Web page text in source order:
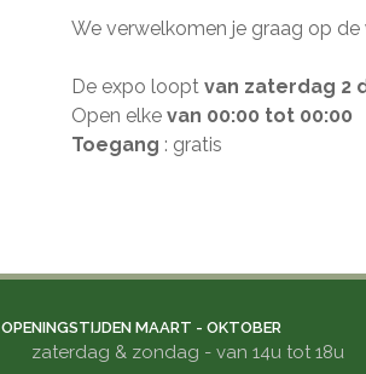
We verwelkomen je graag op de
De expo loopt van zaterdag 2
Open elke van 00:00 tot 00:00
Toegang : gratis
OPENINGSTIJDEN MAART - OKTOBER
zaterdag & zondag - van 14u tot 18u